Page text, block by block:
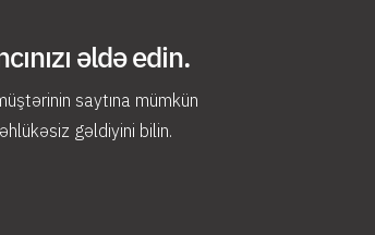
əldə edin.
saytına mümkün
gəldiyini bilin.